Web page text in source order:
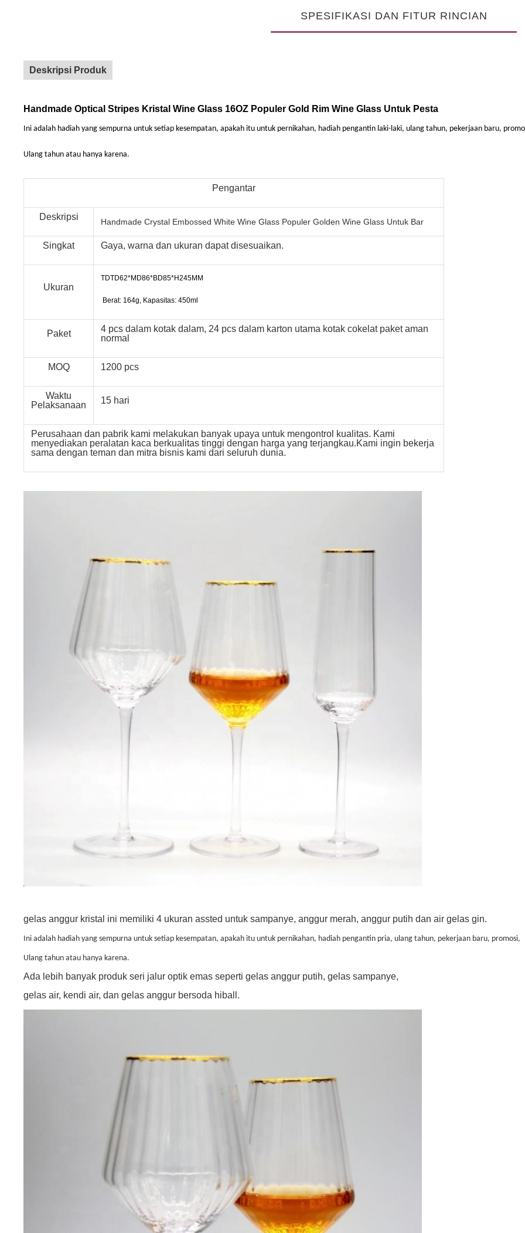
SPESIFIKASI DAN FITUR RINCIAN
Deskripsi Produk
Handmade Optical Stripes Kristal Wine Glass 16OZ Populer Gold Rim Wine Glass Untuk Pesta
Ini adalah hadiah yang sempurna untuk setiap kesempatan, apakah itu untuk pernikahan, hadiah pengantin laki-laki, ulang tahun, pekerjaan baru,
Ulang tahun atau hanya karena.
Pengantar
Deskripsi Handmade Crystal Embossed White Wine Glass Populer Golden Wine Glass Untuk Bar
Singkat Gaya, warna dan ukuran dapat disesuaikan.
Ukuran
TDTD62*MD86*BD85*H245MM
Berat: 164g, Kapasitas: 450ml
Paket
4 pcs dalam kotak dalam, 24 pcs dalam karton utama kotak cokelat paket aman
normal
MOQ 1200 pcs
Waktu
Pelaksanaan
15 hari
Perusahaan dan pabrik kami melakukan banyak upaya untuk mengontrol kualitas. Kami
menyediakan peralatan kaca berkualitas tinggi dengan harga yang terjangkau.Kami ingin bekerja
sama dengan teman dan mitra bisnis kami dari seluruh dunia.
gelas anggur kristal ini memiliki 4 ukuran assted untuk sampanye, anggur merah, anggur putih dan air gelas gin.
Ini adalah hadiah yang sempurna untuk setiap kesempatan, apakah itu untuk pernikahan, hadiah pengantin pria, ulang tahun, pekerjaan baru, promosi,
Ulang tahun atau hanya karena.
Ada lebih banyak produk seri jalur optik emas seperti gelas anggur putih, gelas sampanye,
gelas air, kendi air, dan gelas anggur bersoda hiball.